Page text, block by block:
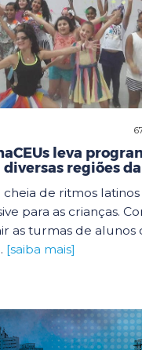
leva
regiões
de ritmos latinos
para as crianças.
as turmas de alunos
[saiba mais]